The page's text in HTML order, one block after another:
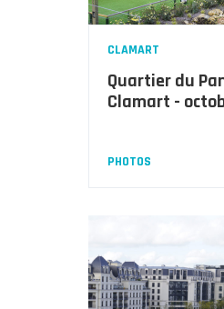
CLAMART
Quartier du
Clamart -
PHOTOS